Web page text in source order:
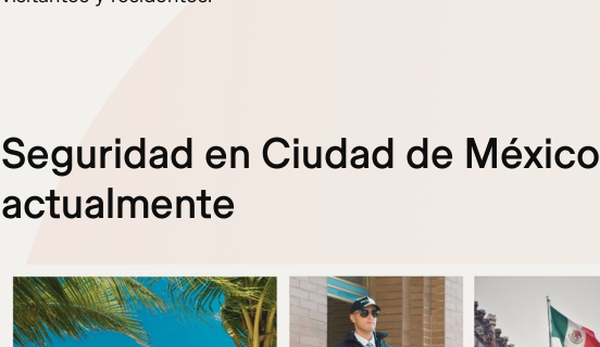
Seguridad en Ciudad de México
actualmente